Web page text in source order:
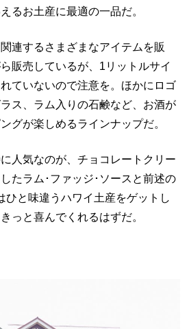
るお土産に最適の一品だ。
連するさまざまなアイテムを販
販売しているが、1リットルサイ
ていないので注意を。ほかにロゴ
ス、ラム入りの石鹸など、お酒が
グが楽しめるラインナップだ。
人気なのが、チョコレートクリー
たラム･ファッジ･ソースと前述の
ひと味違うハワイ土産をゲットし
っと喜んでくれるはずだ。